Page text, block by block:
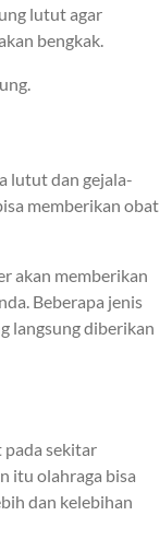
lutut agar
bengkak.
lutut dan gejala-
memberikan obat
akan memberikan
Beberapa jenis
langsung diberikan
sekitar
itu olahraga bisa
dan kelebihan